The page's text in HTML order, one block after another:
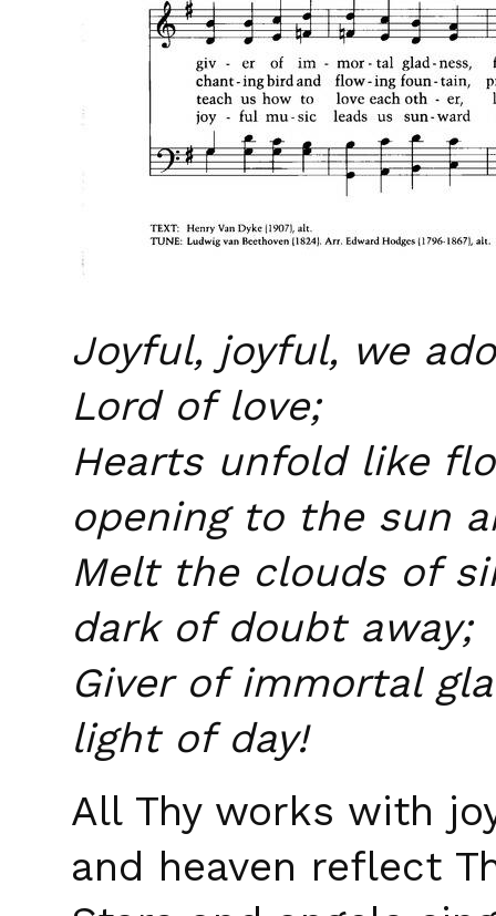
Joyful, joyful, we
Lord of love;
Hearts unfold like
opening to the sun
Melt the clouds of
dark of doubt away;
Giver of immortal
light of day!
All Thy works with
and heaven reflect